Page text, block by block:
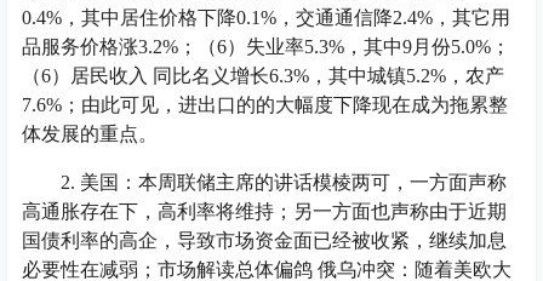
0.4%，其中居住价格下降0.1%，交通通信降2.4%，其它用
品服务价格涨3.2%；（6）失业率5.3%，其中9月份5.0%；
（6）居民收入 同比名义增长6.3%，其中城镇5.2%，农产
7.6%；由此可见，进出口的的大幅度下降现在成为拖累整
体发展的重点。
2. 美国：本周联储主席的讲话模棱两可，一方面声称
高通胀存在下，高利率将维持；另一方面也声称由于近期
国债利率的高企，导致市场资金面已经被收紧，继续加息
必要性在减弱；市场解读总体偏鸽 俄乌冲突：随着美欧大